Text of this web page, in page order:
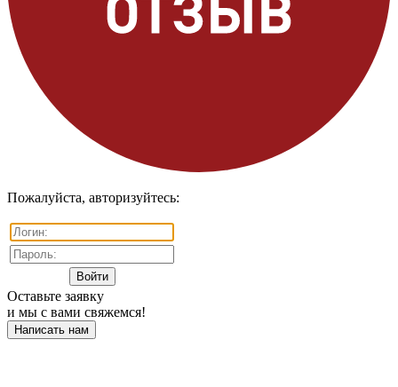
Пожалуйста, авторизуйтесь:
Оставьте заявку
и мы с вами свяжемся!
Написать нам